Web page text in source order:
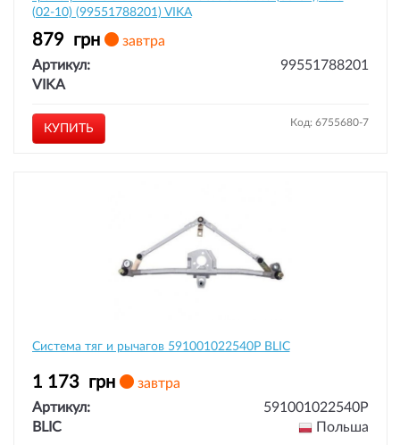
(02-10) (99551788201) VIKA
879 грн
завтра
Артикул:
99551788201
VIKA
КУПИТЬ Код: 6755680-7
Система тяг и рычагов 591001022540P BLIC
1 173 грн
завтра
Артикул:
591001022540P
BLIC
Польша